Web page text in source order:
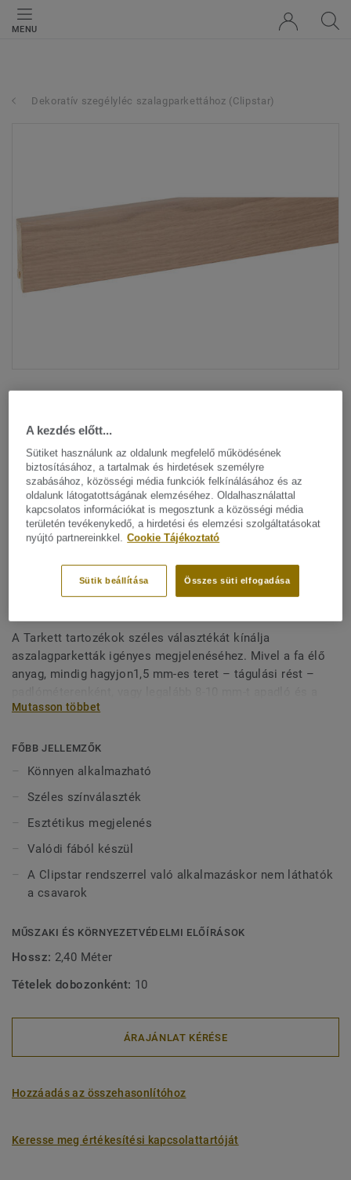
MENU
Dekoratív szegélyléc szalagparkettához (Clipstar)
Minden dizájn megtekitése. (27)
All Accessories|Befejező munkák |Szegélylécek
Dekoratív szegélyléc
szalagparkettához (Clipstar) -
OAK SOFT WHITE
A Tarkett tartozékok széles választékát kínálja
aszalagparketták igényes megjelenéséhez. Mivel a fa élő
anyag, mindig hagyjon1,5 mm-es teret – tágulási rést –
falak, küszöbök, csövek, lépcsők, kandallók, kőpadlók stb.
csőrózsákkal elrejthető. Aprofilok felszerelhetők
szögekkel, csavarokkal, ragasztóval, de a TarkettClipstar
rendszeréhez is adaptálhatók.
A Clipstar szegélylécek rétegelt lemezből
felhasználóbarát: aszegélyléceket egyszerűen a falra külön
rögzítő kapcsokra kell felszerelni.
A fa természetes termék. Szín- és szerkezeti
Mutasson többet
FŐBB JELLEMZŐK
Könnyen alkalmazható
Széles színválaszték
Esztétikus megjelenés
Valódi fából készül
A Clipstar rendszerrel való alkalmazáskor nem láthatók
a csavarok
MŰSZAKI ÉS KÖRNYEZETVÉDELMI ELŐÍRÁSOK
Hossz: 2,40 Méter
Tételek dobozonként: 10
ÁRAJÁNLAT KÉRÉSE
Hozzáadás az összehasonlítóhoz
Keresse meg értékesítési kapcsolattartóját
A kezdés előtt...
Sütiket használunk az oldalunk megfelelő működésének
biztosításához, a tartalmak és hirdetések személyre
szabásához, közösségi média funkciók felkínálásához és az
oldalunk látogatottságának elemzéséhez. Oldalhasználattal
kapcsolatos információkat is megosztunk a közösségi média
területén tevékenykedő, a hirdetési és elemzési szolgáltatásokat
nyújtó partnereinkkel. Cookie Tájékoztató
Összes süti elfogadása
Sütik beállítása